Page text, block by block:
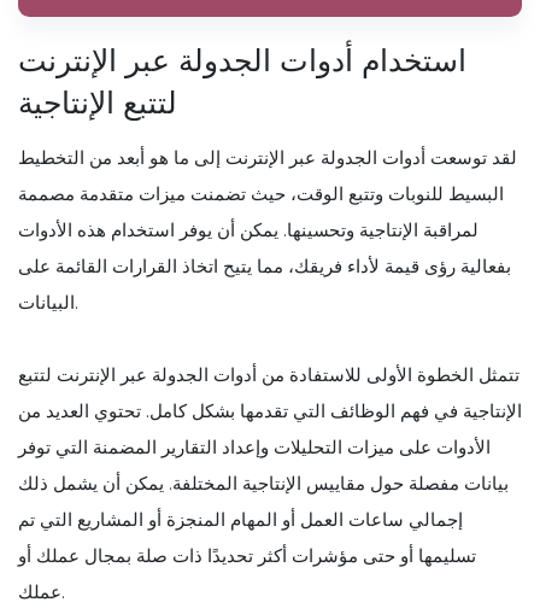
استخدام أدوات الجدولة عبر الإنترنت
لتتبع الإنتاجية
لقد توسعت أدوات الجدولة عبر الإنترنت إلى ما هو أبعد من التخطيط
البسيط للنوبات وتتبع الوقت، حيث تضمنت ميزات متقدمة مصممة
لمراقبة الإنتاجية وتحسينها. يمكن أن يوفر استخدام هذه الأدوات
بفعالية رؤى قيمة لأداء فريقك، مما يتيح اتخاذ القرارات القائمة على
البيانات.
تتمثل الخطوة الأولى للاستفادة من أدوات الجدولة عبر الإنترنت لتتبع
الإنتاجية في فهم الوظائف التي تقدمها بشكل كامل. تحتوي العديد من
الأدوات على ميزات التحليلات وإعداد التقارير المضمنة التي توفر
بيانات مفصلة حول مقاييس الإنتاجية المختلفة. يمكن أن يشمل ذلك
إجمالي ساعات العمل أو المهام المنجزة أو المشاريع التي تم
تسليمها أو حتى مؤشرات أكثر تحديدًا ذات صلة بمجال عملك أو
عملك.